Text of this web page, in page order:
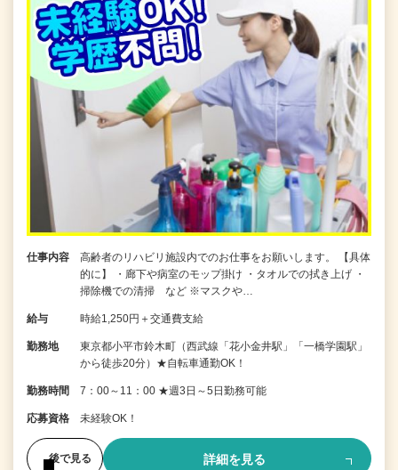
仕事内容
高齢者のリハビリ施設内でのお仕事をお願いします。 【具体
的に】 ・廊下や病室のモップ掛け ・タオルでの拭き上げ ・
掃除機での清掃 など ※マスクや…
給与 時給1,250円＋交通費支給
勤務地
東京都小平市鈴木町（西武線「花小金井駅」「一橋学園駅」
から徒歩20分）★自転車通勤OK！
勤務時間 7：00～11：00 ★週3日～5日勤務可能
応募資格 未経験OK！
後で見る 詳細を見る